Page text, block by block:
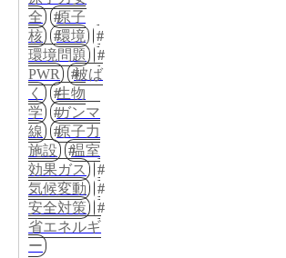
全
原子
核
環境
環境問題
PWR
被ば
く
生物
学
ガンマ
線
原子力
施設
温室
効果ガス
気候変動
安全対策
省エネルギ
ー